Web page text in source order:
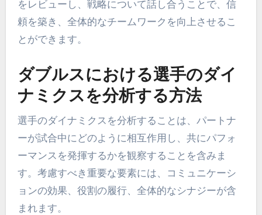
をレビューし、戦略について話し合うことで、信
頼を築き、全体的なチームワークを向上させるこ
とができます。
ダブルスにおける選手のダイ
ナミクスを分析する方法
選手のダイナミクスを分析することは、パートナ
ーが試合中にどのように相互作用し、共にパフォ
ーマンスを発揮するかを観察することを含みま
す。考慮すべき重要な要素には、コミュニケーシ
ョンの効果、役割の履行、全体的なシナジーが含
まれます。